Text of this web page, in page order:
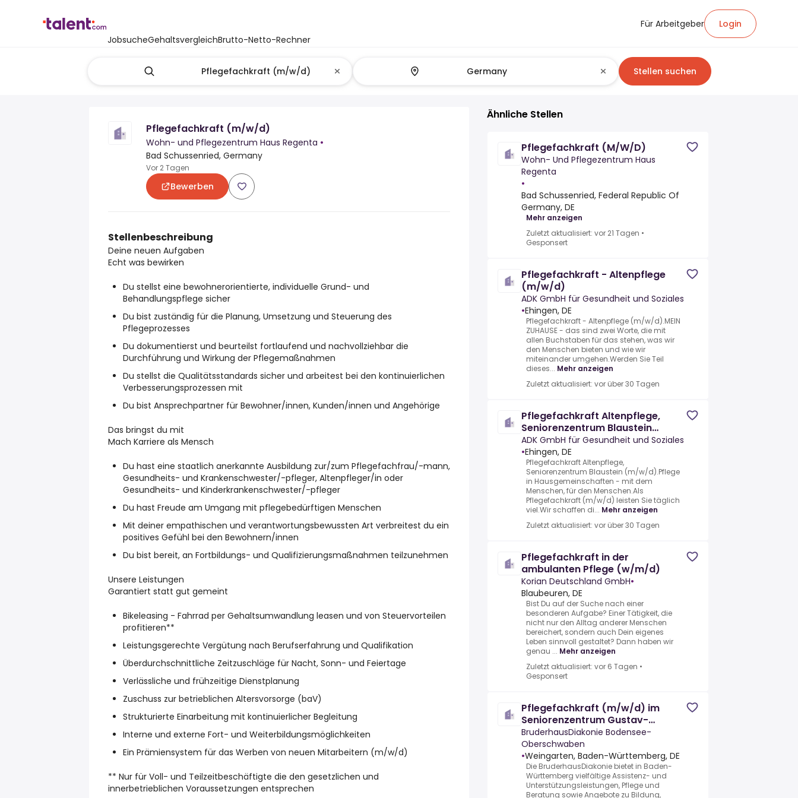
JobsucheGehaltsvergleichBrutto-Netto-Rechner
Für Arbeitgeber Login
Stellen suchen
Pflegefachkraft (m/w/d)
Wohn- und Pflegezentrum Haus Regenta •
Bad Schussenried, Germany
Vor 2 Tagen
Bewerben
Stellenbeschreibung
Deine neuen Aufgaben
Echt was bewirken
Du stellst eine bewohnerorientierte, individuelle Grund- und
Behandlungspflege sicher
Du bist zuständig für die Planung, Umsetzung und Steuerung des
Pflegeprozesses
Du dokumentierst und beurteilst fortlaufend und nachvollziehbar die
Durchführung und Wirkung der Pflegemaßnahmen
Du stellst die Qualitätsstandards sicher und arbeitest bei den kontinuierlichen
Verbesserungsprozessen mit
Du bist Ansprechpartner für Bewohner/innen, Kunden/innen und Angehörige
Das bringst du mit
Mach Karriere als Mensch
Du hast eine staatlich anerkannte Ausbildung zur/zum Pflegefachfrau/-mann,
Gesundheits- und Krankenschwester/-pfleger, Altenpfleger/in oder
Gesundheits- und Kinderkrankenschwester/-pfleger
Du hast Freude am Umgang mit pflegebedürftigen Menschen
Mit deiner empathischen und verantwortungsbewussten Art verbreitest du ein
positives Gefühl bei den Bewohnern/innen
Du bist bereit, an Fortbildungs- und Qualifizierungsmaßnahmen teilzunehmen
Unsere Leistungen
Garantiert statt gut gemeint
Bikeleasing - Fahrrad per Gehaltsumwandlung leasen und von Steuervorteilen
profitieren**
Leistungsgerechte Vergütung nach Berufserfahrung und Qualifikation
Überdurchschnittliche Zeitzuschläge für Nacht, Sonn- und Feiertage
Verlässliche und frühzeitige Dienstplanung
Zuschuss zur betrieblichen Altersvorsorge (baV)
Strukturierte Einarbeitung mit kontinuierlicher Begleitung
Interne und externe Fort- und Weiterbildungsmöglichkeiten
Ein Prämiensystem für das Werben von neuen Mitarbeitern (m/w/d)
** Nur für Voll- und Teilzeitbeschäftigte die den gesetzlichen und
innerbetrieblichen Voraussetzungen entsprechen
Ähnliche Stellen
Pflegefachkraft (M/W/D)
Wohn- Und Pflegezentrum Haus
Regenta
•
Bad Schussenried, Federal Republic Of
Germany, DE
Mehr anzeigen
Zuletzt aktualisiert: vor 21 Tagen •
Gesponsert
Pflegefachkraft - Altenpflege
(m/w/d)
ADK GmbH für Gesundheit und Soziales
•Ehingen, DE
Pflegefachkraft - Altenpflege (m/w/d).MEIN
ZUHAUSE - das sind zwei Worte, die mit
allen Buchstaben für das stehen, was wir
den Menschen bieten und wie wir
miteinander umgehen.Werden Sie Teil
dieses... Mehr anzeigen
Zuletzt aktualisiert: vor über 30 Tagen
Pflegefachkraft Altenpflege,
Seniorenzentrum Blaustein
(m/w/d)
ADK GmbH für Gesundheit und Soziales
•Ehingen, DE
Pflegefachkraft Altenpflege,
Seniorenzentrum Blaustein (m/w/d).Pflege
in Hausgemeinschaften - mit dem
Menschen, für den Menschen.Als
Pflegefachkraft (m/w/d) leisten Sie täglich
viel.Wir schaffen di... Mehr anzeigen
Zuletzt aktualisiert: vor über 30 Tagen
Pflegefachkraft in der
ambulanten Pflege (w/m/d)
Korian Deutschland GmbH•
Blaubeuren, DE
Bist Du auf der Suche nach einer
besonderen Aufgabe? Einer Tätigkeit, die
nicht nur den Alltag anderer Menschen
bereichert, sondern auch Dein eigenes
Leben sinnvoll gestaltet? Dann haben wir
genau ... Mehr anzeigen
Zuletzt aktualisiert: vor 6 Tagen •
Gesponsert
Pflegefachkraft (m/w/d) im
Seniorenzentrum Gustav-
Werner-Stift Weingarten
BruderhausDiakonie Bodensee-
Oberschwaben
•Weingarten, Baden-Württemberg, DE
Die BruderhausDiakonie bietet in Baden-
Württemberg vielfältige Assistenz- und
Unterstützungsleistungen, Pflege und
Beratung sowie Angebote zu Bildung,